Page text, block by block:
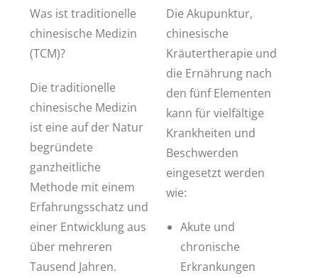
Was ist traditionelle
chinesische Medizin
(TCM)?
Die traditionelle
chinesische Medizin
ist eine auf der Natur
begründete
ganzheitliche
Methode mit einem
Erfahrungsschatz und
einer Entwicklung aus
über mehreren
Tausend Jahren.
Die Akupunktur,
chinesische
Kräutertherapie und
die Ernährung nach
den fünf Elementen
kann für vielfältige
Krankheiten und
Beschwerden
eingesetzt werden
wie:
Akute und
chronische
Erkrankungen